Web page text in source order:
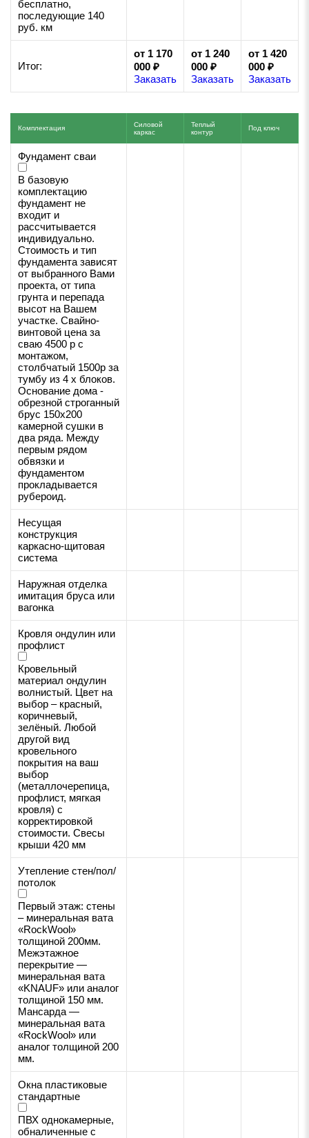
бесплатно,
последующие 140
руб. км
Итог:
от 1 170
000 ₽
Заказать
от 1 240
000 ₽
Заказать
от 1 420
000 ₽
Заказать
Комплектация
Силовой
каркас
Теплый
контур
Под ключ
Фундамент сваи
В базовую
комплектацию
фундамент не
входит и
рассчитывается
индивидуально.
Стоимость и тип
фундамента зависят
от выбранного Вами
проекта, от типа
грунта и перепада
высот на Вашем
участке. Свайно-
винтовой цена за
сваю 4500 р с
монтажом,
столбчатый 1500р за
тумбу из 4 х блоков.
Основание дома -
обрезной строганный
брус 150х200
камерной сушки в
два ряда. Между
первым рядом
обвязки и
фундаментом
прокладывается
рубероид.
Несущая
конструкция
каркасно-щитовая
система
Наружная отделка
имитация бруса или
вагонка
Кровля ондулин или
профлист
Кровельный
материал ондулин
волнистый. Цвет на
выбор – красный,
коричневый,
зелёный. Любой
другой вид
кровельного
покрытия на ваш
выбор
(металлочерепица,
профлист, мягкая
кровля) с
корректировкой
стоимости. Свесы
крыши 420 мм
Утепление стен/пол/
потолок
Первый этаж: стены
– минеральная вата
«RockWool»
толщиной 200мм.
Межэтажное
перекрытие —
минеральная вата
«KNAUF» или аналог
толщиной 150 мм.
Мансарда —
минеральная вата
«RockWool» или
аналог толщиной 200
мм.
Окна пластиковые
стандартные
ПВХ однокамерные,
обналиченные с